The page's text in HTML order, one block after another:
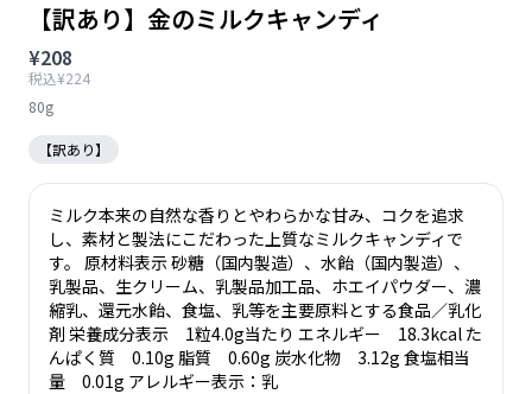
【訳あり】金のミルクキャンディ
¥208
税込¥224
80g
【訳あり】
ミルク本来の自然な香りとやわらかな甘み、コクを追求
し、素材と製法にこだわった上質なミルクキャンディで
す。 原材料表示 砂糖（国内製造）、水飴（国内製造）、
乳製品、生クリーム、乳製品加工品、ホエイパウダー、濃
縮乳、還元水飴、食塩、乳等を主要原料とする食品／乳化
剤 栄養成分表示 1粒4.0g当たり エネルギー 18.3kcal た
んぱく質 0.10g 脂質 0.60g 炭水化物 3.12g 食塩相当
量 0.01g アレルギー表示：乳